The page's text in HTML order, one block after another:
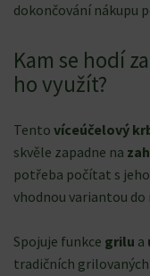
dokončování nákupu
Kam se hodí
ho využít?
Tento víceúčelový
skvěle zapadne na
potřeba počítat s
vhodnou variantou
Spojuje funkce grilu a
tradičních